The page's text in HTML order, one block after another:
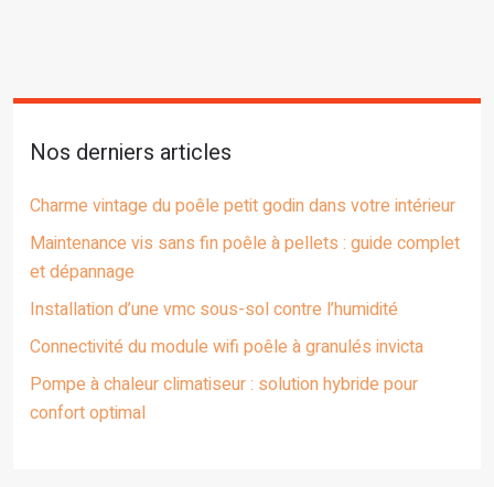
Nos derniers articles
Charme vintage du poêle petit godin dans votre intérieur
Maintenance vis sans fin poêle à pellets : guide complet
et dépannage
Installation d’une vmc sous-sol contre l’humidité
Connectivité du module wifi poêle à granulés invicta
Pompe à chaleur climatiseur : solution hybride pour
confort optimal